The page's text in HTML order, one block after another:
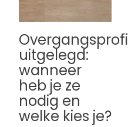
uitgelegd:
wanneer
heb je ze
nodig en
welke kies je?